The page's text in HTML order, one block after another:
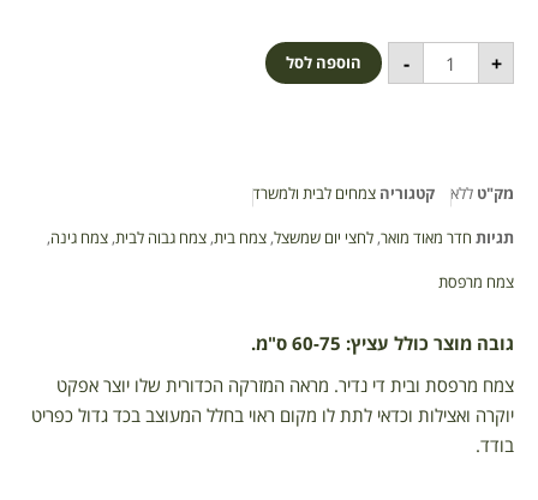
- + הוספה לסל
מק"ט ללא קטגוריה צמחים לבית ולמשרד
תגיות חדר מאוד מואר, לחצי יום שמשצל, צמח בית, צמח גבוה לבית, צמח גינה,
צמח מרפסת
גובה מוצר כולל עציץ: 60-75 ס"מ.
צמח מרפסת ובית די נדיר. מראה המזרקה הכדורית שלו יוצר אפקט
יוקרה ואצילות וכדאי לתת לו מקום ראוי בחלל המעוצב בכד גדול כפריט
בודד.